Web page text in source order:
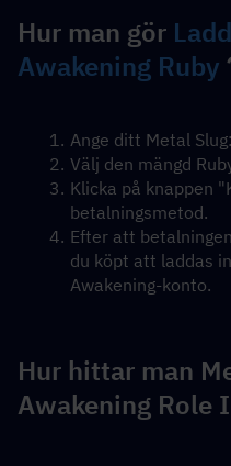
Hur man gör
Awakening Ruby
Ange ditt Metal
Välj den mängd
Klicka på knappen
betalningsmetod.
Efter att
du köpt att laddas
Awakening-konto.
Hur hittar man
Awakening Role